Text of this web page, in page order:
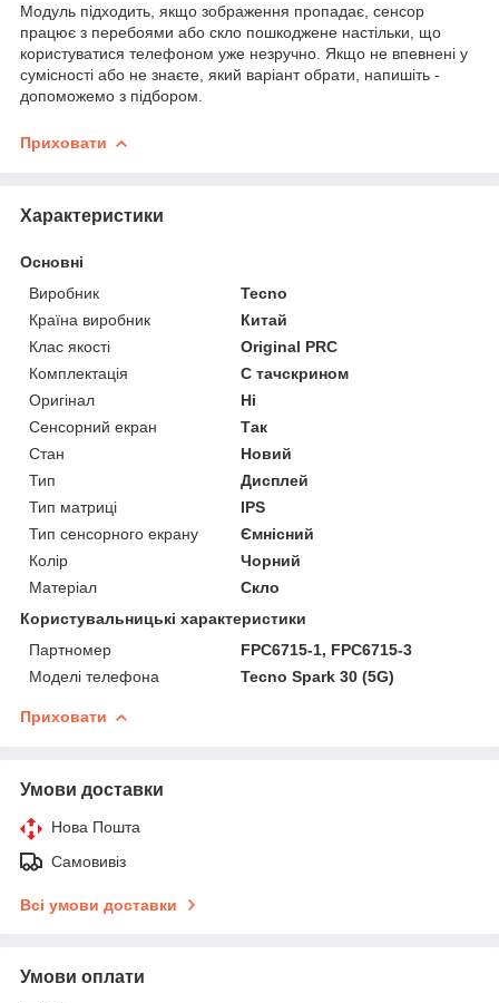
Модуль підходить, якщо зображення пропадає, сенсор
працює з перебоями або скло пошкоджене настільки, що
користуватися телефоном уже незручно. Якщо не впевнені у
сумісності або не знаєте, який варіант обрати, напишіть -
допоможемо з підбором.
Приховати
Характеристики
Основні
Виробник
Tecno
Країна виробник
Китай
Клас якості
Original PRC
Комплектація
С тачскрином
Оригінал
Ні
Сенсорний екран
Так
Стан
Новий
Тип
Дисплей
Тип матриці
IPS
Тип сенсорного екрану
Ємнісний
Колір
Чорний
Матеріал
Скло
Користувальницькі характеристики
Партномер
FPC6715-1, FPC6715-3
Моделі телефона
Tecno Spark 30 (5G)
Приховати
Умови доставки
Нова Пошта
Самовивіз
Всі умови доставки
Умови оплати